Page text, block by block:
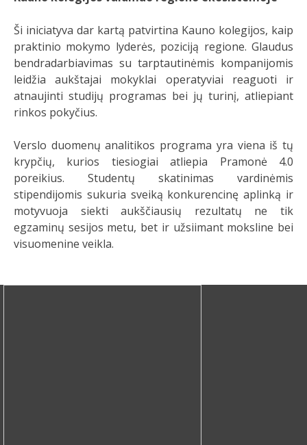
Ši iniciatyva dar kartą patvirtina Kauno kolegijos, kaip
praktinio mokymo lyderės, poziciją regione. Glaudus
bendradarbiavimas su tarptautinėmis kompanijomis
leidžia aukštajai mokyklai operatyviai reaguoti ir
atnaujinti studijų programas bei jų turinį, atliepiant
rinkos pokyčius.
Verslo duomenų analitikos programa yra viena iš tų
krypčių, kurios tiesiogiai atliepia Pramonė 4.0
poreikius. Studentų skatinimas vardinėmis
stipendijomis sukuria sveiką konkurencinę aplinką ir
motyvuoja siekti aukščiausių rezultatų ne tik
egzaminų sesijos metu, bet ir užsiimant moksline bei
visuomenine veikla.